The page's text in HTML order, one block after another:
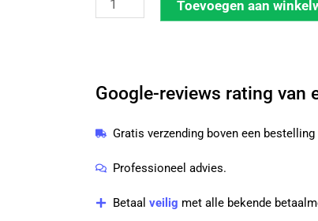
Motorola
met
en
enkelvoudige
aantal
Toevoegen aan
Google-reviews rating van
Gratis verzending boven een
Professioneel advies.
Betaalveilig met alle bekende